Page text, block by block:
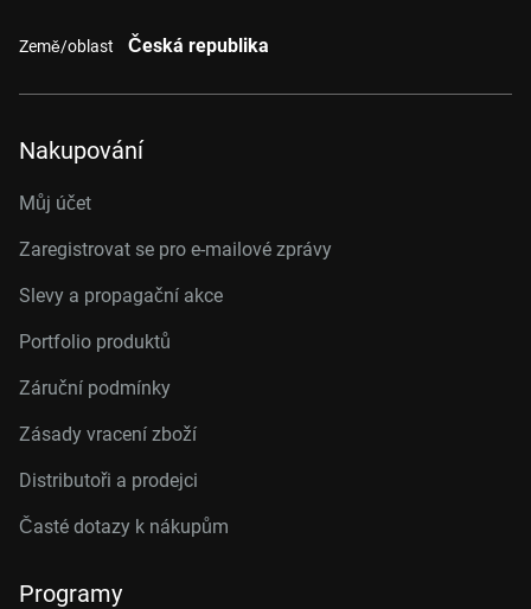
Země/oblast Česká republika
Nakupování
Můj účet
Zaregistrovat se pro e-mailové zprávy
Slevy a propagační akce
Portfolio produktů
Záruční podmínky
Zásady vracení zboží
Distributoři a prodejci
Časté dotazy k nákupům
Programy